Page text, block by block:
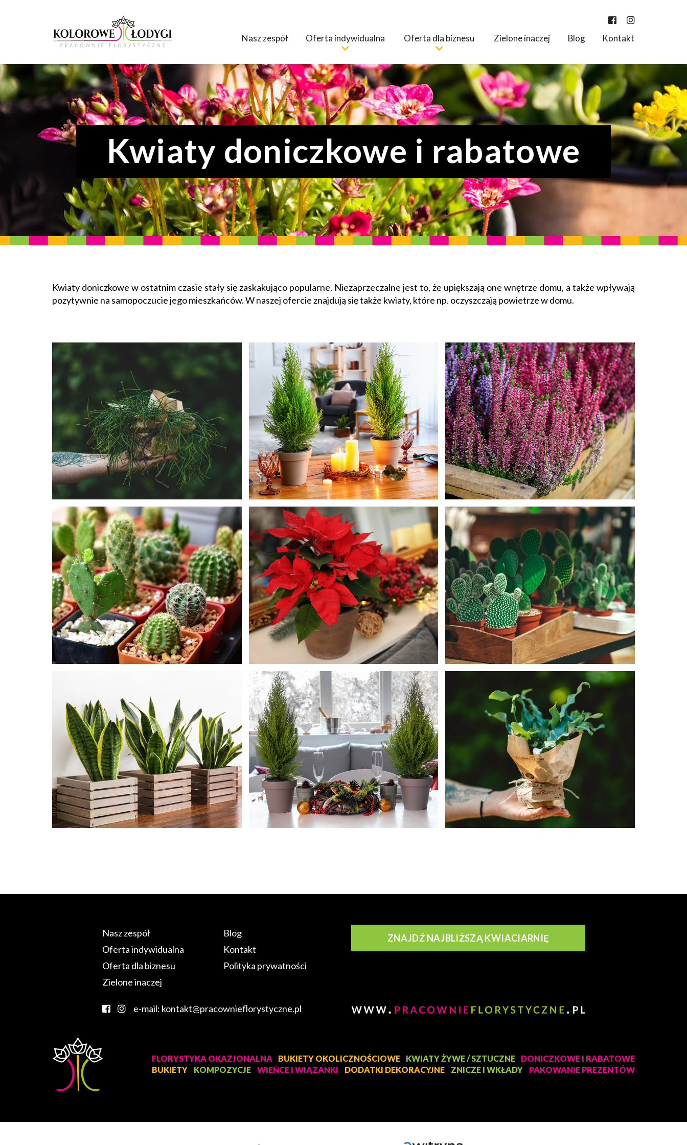
Nasz zespół Oferta indywidualna Oferta dla biznesu Zielone inaczej Blog Kontakt
Kwiaty doniczkowe i rabatowe
Kwiaty doniczkowe w ostatnim czasie stały się zaskakująco popularne. Niezaprzeczalne jest to, że upiększają one wnętrze domu, a także wpływają
pozytywnie na samopoczucie jego mieszkańców. W naszej ofercie znajdują się także kwiaty, które np. oczyszczają powietrze w domu.
ZNAJDŹ NAJBLIŻSZĄ KWIACIARNIĘ
Nasz zespół
Oferta indywidualna
Oferta dla biznesu
Zielone inaczej
Blog
Kontakt
Polityka prywatności
e-mail: kontakt@pracownieflorystyczne.pl
FLORYSTYKA OKAZJONALNA BUKIETY OKOLICZNOŚCIOWE KWIATY ŻYWE / SZTUCZNE
DONICZKOWE I RABATOWE
BUKIETY
KOMPOZYCJE WIEŃCE I WIĄZANKI DODATKI DEKORACYJNE ZNICZE I WKŁADY PAKOWANIE PREZENTÓW